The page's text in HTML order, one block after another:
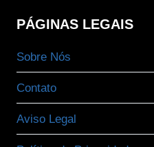
PÁGINAS LEGAIS
Sobre Nós
Contato
Aviso Legal